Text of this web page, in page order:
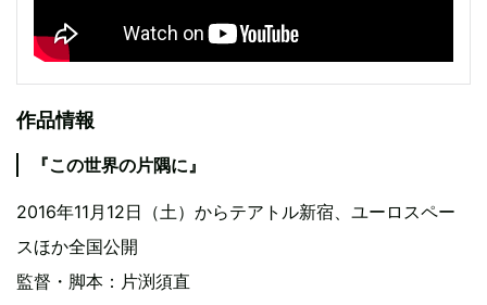
作品情報
『この世界の片隅に』
2016年11月12日（土）からテアトル新宿、ユーロスペー
スほか全国公開
監督・脚本：片渕須直